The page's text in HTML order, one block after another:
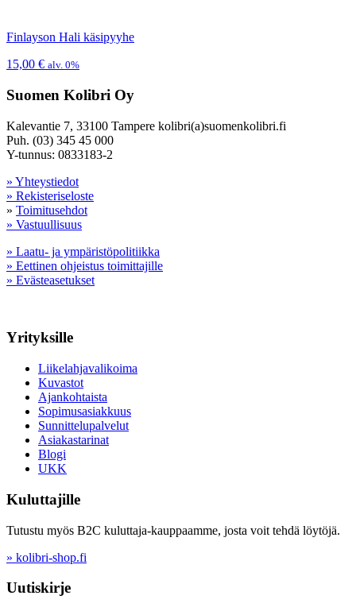
Finlayson Hali käsipyyhe
15,00 € alv. 0%
Suomen Kolibri Oy
Kalevantie 7, 33100 Tampere kolibri(a)suomenkolibri.fi
Puh. (03) 345 45 000
Y-tunnus: 0833183-2
» Yhteystiedot
» Rekisteriseloste
» Toimitusehdot
» Vastuullisuus
» Laatu- ja ympäristöpolitiikka
» Eettinen ohjeistus toimittajille
» Evästeasetukset
Yrityksille
Liikelahjavalikoima
Kuvastot
Ajankohtaista
Sopimusasiakkuus
Sunnittelupalvelut
Asiakastarinat
Blogi
UKK
Kuluttajille
Tutustu myös B2C kuluttaja-kauppaamme, josta voit tehdä löytöjä.
» kolibri-shop.fi
Uutiskirje